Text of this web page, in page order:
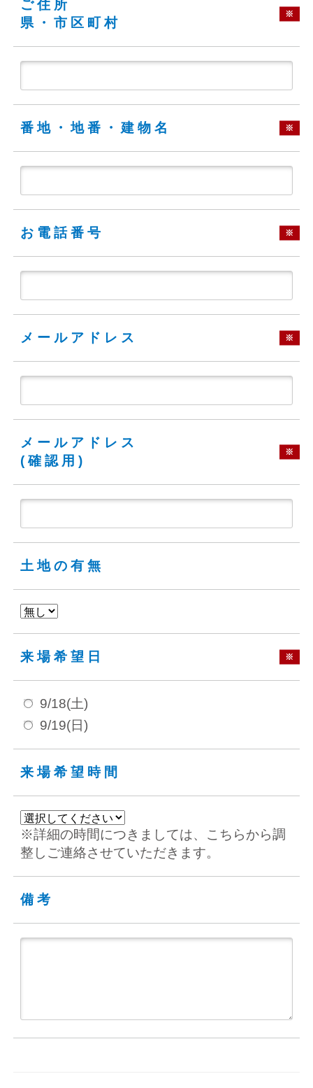
ご住所
県・市区町村
※
番地・地番・建物名 ※
お電話番号 ※
メールアドレス ※
メールアドレス
(確認用)
※
土地の有無
来場希望日 ※
9/18(土)
9/19(日)
来場希望時間
※詳細の時間につきましては、こちらから調
整しご連絡させていただきます。
備考